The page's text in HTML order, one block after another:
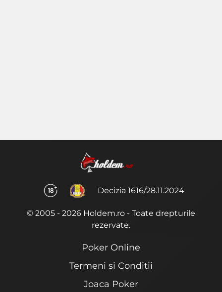
Decizia 1616/28.11.2024
© 2005 - 2026 Holdem.ro - Toate drepturile
rezervate.
Poker Online
Termeni si Conditii
Joaca Poker